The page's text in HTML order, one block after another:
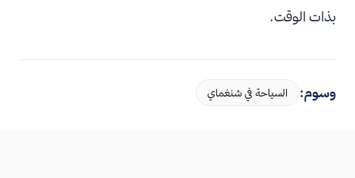
بذات الوقت.
وسوم: السياحة في شنغماي